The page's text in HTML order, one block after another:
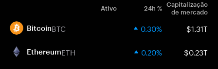
Ativo 24h % Capitalização
de mercado
BitcoinBTC 0.30% $1.31T
EthereumETH 0.20% $0.23T